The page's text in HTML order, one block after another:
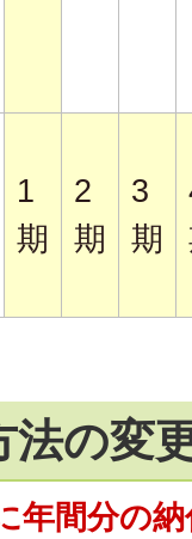
1
期
2
期
3
期
法の変
年間分の